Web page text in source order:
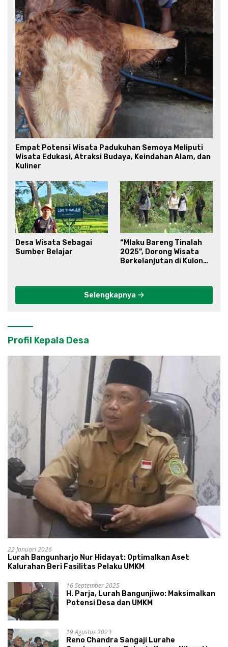
Empat Potensi Wisata Padukuhan Semoya Meliputi
Wisata Edukasi, Atraksi Budaya, Keindahan Alam, dan
Kuliner
Desa Wisata Sebagai
Sumber Belajar
“Mlaku Bareng Tinalah
2025”, Dorong Wisata
Berkelanjutan di Kulon
Selengkapnya
Profil Kepala Desa
22 Januari 2026
Lurah Bangunharjo Nur Hidayat: Optimalkan Aset
Kalurahan Beri Fasilitas Pelaku UMKM
16 September 2025
H. Parja, Lurah Bangunjiwo: Maksimalkan
Potensi Desa dan UMKM
19 Agustus 2023
Reno Chandra Sangaji Lurahe